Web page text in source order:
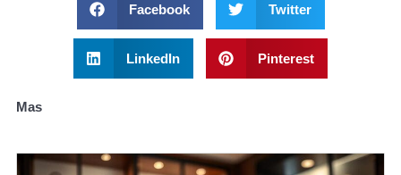
Facebook Twitter
LinkedIn Pinterest
Mas